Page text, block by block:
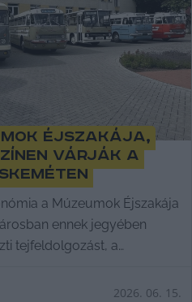
Éjszakája,
várják a
a Múzeumok Éjszakája
ennek jegyében
tejfeldolgozást, a
Emellett persze még2026. 06. 15.